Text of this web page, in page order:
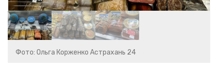
Фото: Ольга Корженко Астрахань 24